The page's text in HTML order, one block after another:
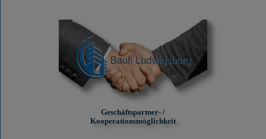
Geschäftspartner- /
Kooperationsmöglichkeit